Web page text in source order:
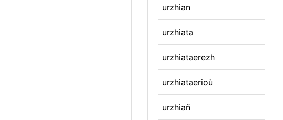
urzhian
urzhiata
urzhiataerezh
urzhiataerioù
urzhiañ